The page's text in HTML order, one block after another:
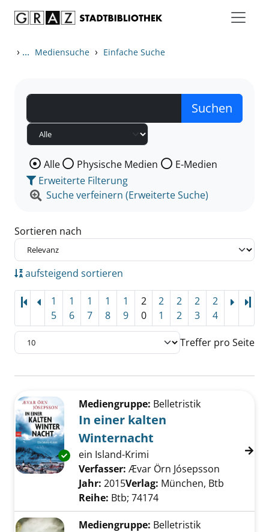
› ... Mediensuche › Einfache Suche
Wählen Sie die Medienart nach der Sie suchen wollen.
Alle Physische Medien
E-Medien
Erweiterte Filterung
Suche verfeinern (Erweiterte Suche)
Sortieren nach
aufsteigend sortieren
1
5
1
6
1
7
1
8
1
9
2
0
2
1
2
2
2
3
2
4
Treffer pro Seite
Zu den Suchfiltern springen
Exemplar-Details von In einer kalten
Mediengruppe: Belletristik
In einer kalten
Winternacht
ein Island-Krimi
Verfasser: Ævar Örn Jósepsson
Jahr: 2015Verlag: München, Btb
Reihe: Btb; 74174
Mediengruppe: Belletristik